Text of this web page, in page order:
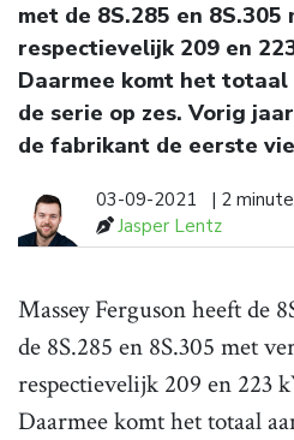
met de 8S.285 en 8S.305
respectievelijk 209 en
Daarmee komt het
de serie op zes. Vorig
de fabrikant de eerste
03-09-2021
| 2
Jasper Lentz
Massey Ferguson heeft de
de 8S.285 en 8S.305 met
respectievelijk 209 en 223
Daarmee komt het totaal